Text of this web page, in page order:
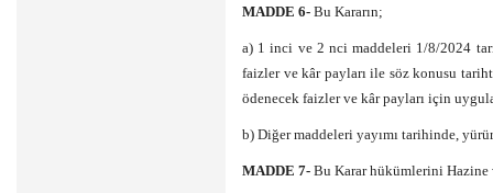
MADDE 6- Bu Kararın;
a) 1 inci ve 2 nci maddeleri 1/8/2024
faizler ve kâr payları ile söz konusu
ödenecek faizler ve kâr payları için
b) Diğer maddeleri yayımı tarihinde,
MADDE 7- Bu Karar hükümlerini